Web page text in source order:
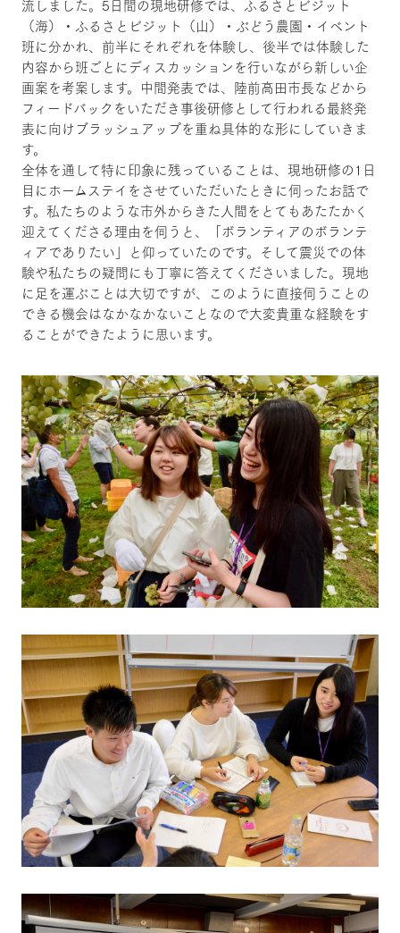
流しました。5日間の現地研修では、ふるさとビジット
（海）・ふるさとビジット（山）・ぶどう農園・イベント
班に分かれ、前半にそれぞれを体験し、後半では体験した
内容から班ごとにディスカッションを行いながら新しい企
画案を考案します。中間発表では、陸前高田市長などから
フィードバックをいただき事後研修として行われる最終発
表に向けブラッシュアップを重ね具体的な形にしていきま
す。
全体を通して特に印象に残っていることは、現地研修の1日
目にホームステイをさせていただいたときに伺ったお話で
す。私たちのような市外からきた人間をとてもあたたかく
迎えてくださる理由を伺うと、「ボランティアのボランテ
ィアでありたい」と仰っていたのです。そして震災での体
験や私たちの疑問にも丁寧に答えてくださいました。現地
に足を運ぶことは大切ですが、このように直接伺うことの
できる機会はなかなかないことなので大変貴重な経験をす
ることができたように思います。